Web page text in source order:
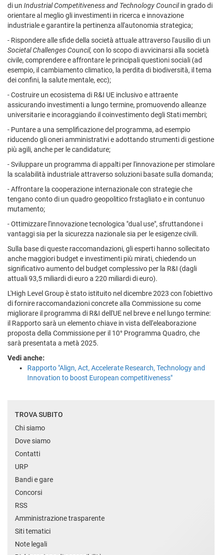
di un Industrial Competitiveness and Technology Councilin grado di
orientare al meglio gli investimenti in ricerca e innovazione
industriale e garantire la pertinenza all'autonomia strategica;
- Rispondere alle sfide della società attuale attraverso l'ausilio di un
Societal Challenges Council, con lo scopo di avvicinarsi alla società
civile, comprendere e affrontare le principali questioni sociali (ad
esempio, il cambiamento climatico, la perdita di biodiversità, il tema
dei confini, la salute mentale, ecc);
- Costruire un ecosistema di R&I UE inclusivo e attraente
assicurando investimenti a lungo termine, promuovendo alleanze
universitarie e incoraggiando il coinvestimento degli Stati membri;
- Puntare a una semplificazione del programma, ad esempio
riducendo gli oneri amministrativi e adottando strumenti di gestione
più agili, anche per le candidature;
- Sviluppare un programma di appalti per l'innovazione per stimolare
la scalabilità industriale attraverso soluzioni basate sulla domanda;
- Affrontare la cooperazione internazionale con strategie che
tengano conto di un quadro geopolitico frstagliato e in contunuo
mutamento;
- Ottimizzare l'innovazione tecnologica "dual use", sfruttandone i
vantaggi sia per la sicurezza nazionale sia per le esigenze civili.
Sulla base di queste raccomandazioni, gli esperti hanno sollecitato
anche maggiori budget e investimenti più mirati, chiedendo un
significativo aumento del budget complessivo per la R&I (dagli
attuali 93,5 miliardi di euro a 220 miliardi di euro).
L'High Level Group è stato istituito nel dicembre 2023 con l'obiettivo
di fornire raccomandazioni concrete alla Commissione su come
migliorare il programma di R&I dell'UE nel breve e nel lungo termine:
il Rapporto sarà un elemento chiave in vista dell'eleaborazione
proposta della Commissione per il 10° Programma Quadro, che
sarà presentata a metà 2025.
Vedi anche:
Rapporto "Align, Act, Accelerate Research, Technology and
Innovation to boost European competitiveness"
TROVA SUBITO
Chi siamo
Dove siamo
Contatti
URP
Bandi e gare
Concorsi
RSS
Amministrazione trasparente
Siti tematici
Note legali